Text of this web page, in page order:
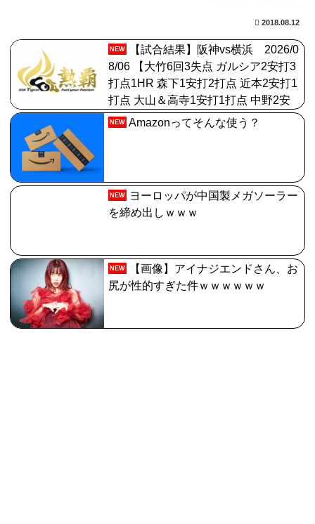
2018.08.12
NEW
【試合結果】阪神vs横浜 2026/0
8/06 【大竹6回3失点 ガルシア2安打3
打点1HR 森下1安打2打点 近本2安打1
打点 大山＆高寺1安打1打点 中野2安
打 】
NEW Amazonってそんな使う？
NEW
ヨーロッパが中国製メガソーラー
を締め出しｗｗｗ
NEW
【画像】アイナジエンドさん、お
尻が性的すぎた件ｗｗｗｗｗｗ